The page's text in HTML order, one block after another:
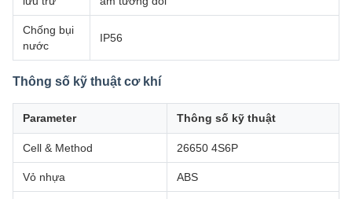
Chống bụi
nước
IP56
Thông số kỹ thuật cơ khí
Parameter Thông số kỹ thuật
Cell & Method 26650 4S6P
Vỏ nhựa ABS